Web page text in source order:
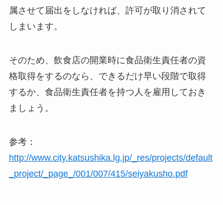
属させて届出をしなければ、許可が取り消されて
しまいます。
そのため、飲食店の開業時に食品衛生責任者の資
格取得をするのなら、できるだけ早い段階で取得
するか、食品衛生責任者を持つ人を雇用しておき
ましょう。
参考：
http://www.city.katsushika.lg.jp/_res/projects/default
_project/_page_/001/007/415/seiyakusho.pdf